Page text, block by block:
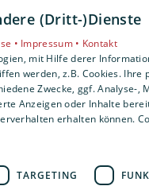
Standort
Nürnberg
(Dritt-)Dienste
• Impressum • Kontakt
mit Hilfe derer
werden, z.B. Cookies. Ihre
Zwecke, ggf. Analyse-,
Anzeigen oder Inhalte
erhalten können.
TARGETING